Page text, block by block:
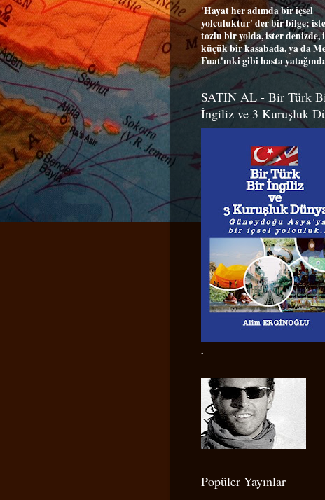
'Hayat her adımda bir içsel
yolculuktur' der bir bilge;
tozlu bir yolda, ister denizde,
küçük bir kasabada, ya da
Fuat'ınki gibi hasta
SATIN AL - Bir Türk
İngiliz ve 3 Kuruşluk
.
Popüler Yayınlar